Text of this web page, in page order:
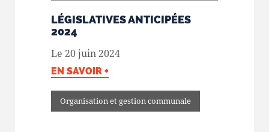
LÉGISLATIVES ANTICIPÉES
2024
Le 20 juin 2024
EN SAVOIR +
Organisation et gestion communale